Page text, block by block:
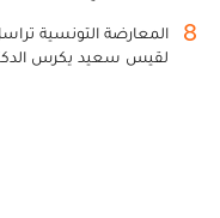
8
المعارضة التونسية
لقيس سعيد يكرس